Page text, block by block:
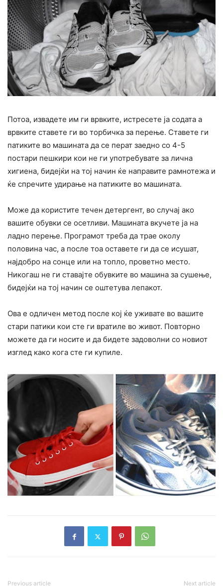
Потоа, извадете им ги врвките, истресете ја содата а
врвките ставете ги во торбичка за перење. Ставете ги
патиките во машината да се перат заедно со 4-5
постари пешкири кои не ги употребувате за лична
хигиена, бидејќи на тој начин ќе направите рамнотежа и
ќе спречите удирање на патиките во машината.
Може да користите течен детергент, во случај ако
вашите обувки се осетливи. Машината вкучете ја на
ладно перење. Програмот треба да трае околу
половина час, а после тоа оставете ги да се исушат,
најдобро на сонце или на топло, проветно место.
Никогаш не ги ставајте обувките во машина за сушење,
бидејќи на тој начин се оштетува лепакот.
Ова е одличен метод после кој ќе уживате во вашите
стари патики кои сте ги вратиле во живот. Повторно
можете да ги носите и да бидете задоволни со новиот
изглед како кога сте ги купиле.
Previous article Next article